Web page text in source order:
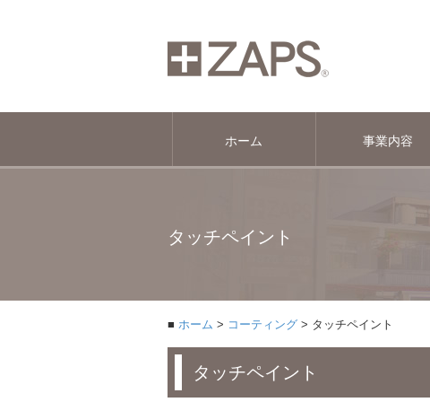
ホーム 事業内容
タッチペイント
ホーム コーティング タッチペイント
タッチペイント